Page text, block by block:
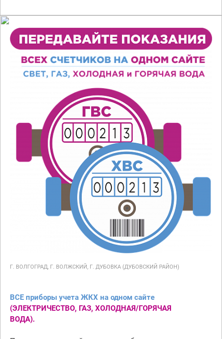
Г. ВОЛГОГРАД, Г. ВОЛЖСКИЙ, Г. ДУБОВКА (ДУБОВСКИЙ РАЙОН)
ВСЕ приборы учета ЖКХ на одном сайте
(ЭЛЕКТРИЧЕСТВО, ГАЗ, ХОЛОДНАЯ/ГОРЯЧАЯ
ВОДА).